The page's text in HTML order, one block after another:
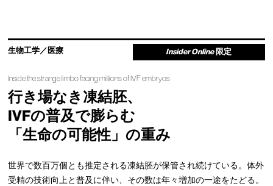
生物工学／医療 Insider Online 限定
Inside the strange limbo facing millions of IVF embryos
行き場なき凍結胚、
IVFの普及で膨らむ
「生命の可能性」の重み
世界で数百万個とも推定される凍結胚が保管され続けている。体外
受精の技術向上と普及に伴い、その数は年々増加の一途をたどる。